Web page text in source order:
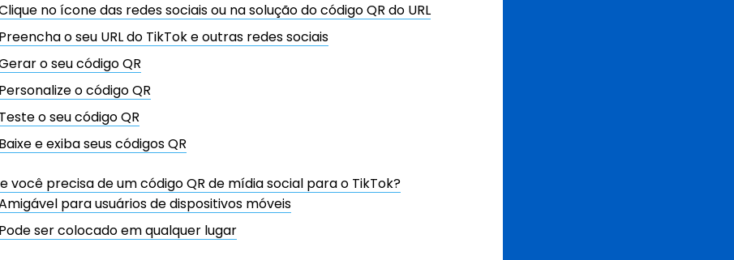
no ícone das redes sociais ou na solução do código QR do URL
Preencha o seu URL do TikTok e outras redes sociais
o seu código QR
Personalize o código QR
Teste o seu código QR
Baixe e exiba seus códigos QR
você precisa de um código QR de mídia social para o TikTok?
para usuários de dispositivos móveis
Pode ser colocado em qualquer lugar